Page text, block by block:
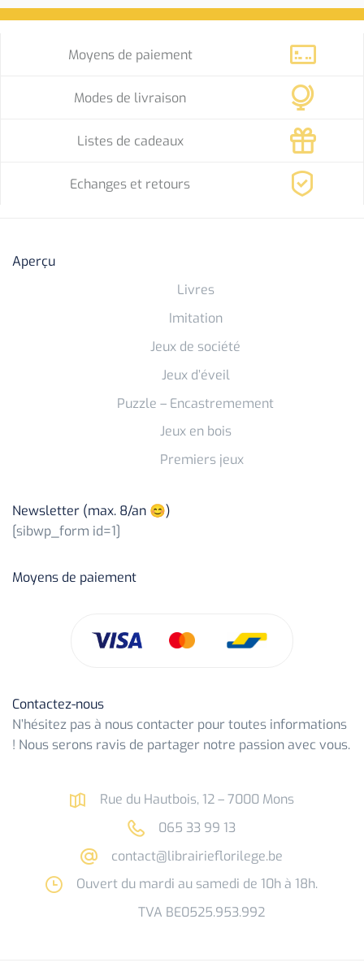
Moyens de paiement
Modes de livraison
Listes de cadeaux
Echanges et retours
Aperçu
Livres
Imitation
Jeux de société
Jeux d’éveil
Puzzle – Encastremement
Jeux en bois
Premiers jeux
Newsletter (max. 8/an 😊)
[sibwp_form id=1]
Moyens de paiement
Contactez-nous
N’hésitez pas à nous contacter pour toutes informations
! Nous serons ravis de partager notre passion avec vous.
Rue du Hautbois, 12 – 7000 Mons
065 33 99 13
contact@librairieflorilege.be
Ouvert du mardi au samedi de 10h à 18h.
TVA BE0525.953.992